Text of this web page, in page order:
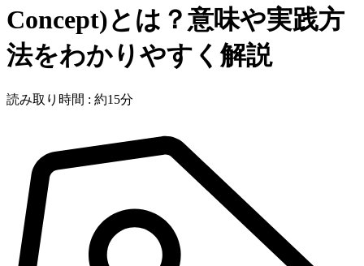
Concept)とは？意味や実践方
法をわかりやすく解説
読み取り時間 : 約15分